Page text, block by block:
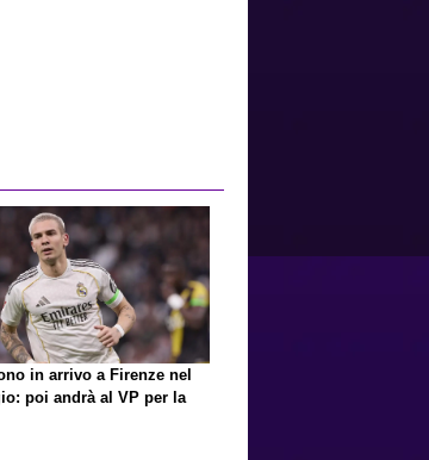
in arrivo a Firenze nel
poi andrà al VP per la